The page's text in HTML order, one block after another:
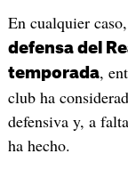
En cualquier
defensa del
temporada,
club ha
defensiva y, a
ha hecho.